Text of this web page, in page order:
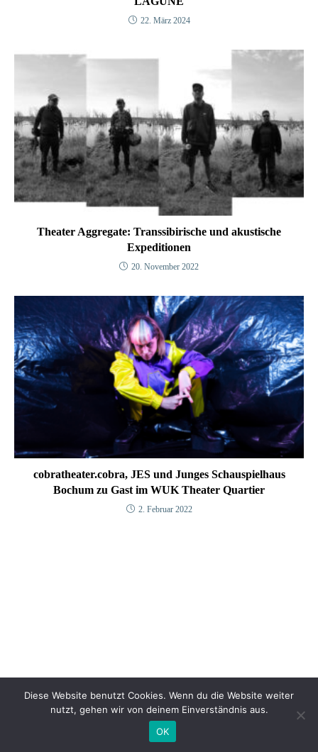
22. März 2024
Theater Aggregate: Transsibirische und akustische
Expeditionen
20. November 2022
cobratheater.cobra, JES und Junges Schauspielhaus
Bochum zu Gast im WUK Theater Quartier
2. Februar 2022
© 2025 WUK Theater Quartier
Diese Website benutzt Cookies. Wenn du die Website weiter
nutzt, gehen wir von deinem Einverständnis aus.
OK